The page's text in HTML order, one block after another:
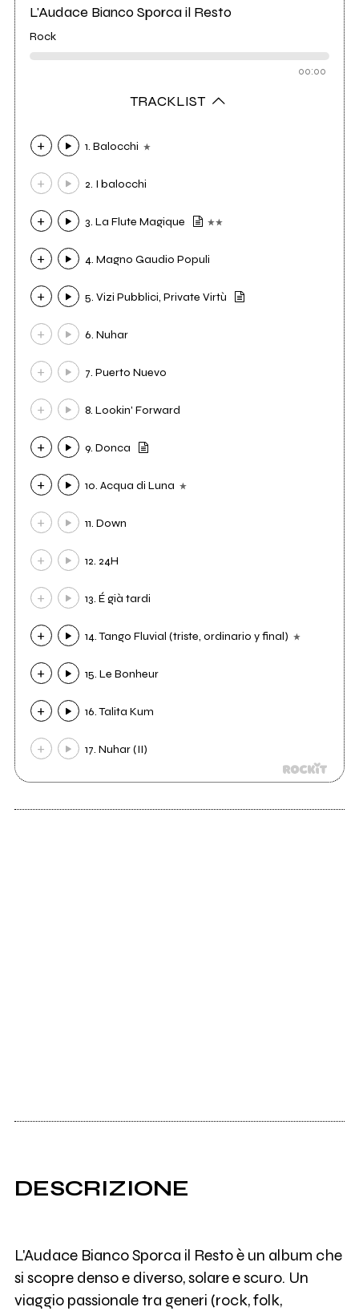
L'Audace Bianco Sporca il Resto
Rock
00:00
TRACKLIST
1. Balocchi
2. I balocchi
3. La Flute Magique
4. Magno Gaudio Populi
5. Vizi Pubblici, Private Virtù
6. Nuhar
7. Puerto Nuevo
8. Lookin' Forward
9. Donca
10. Acqua di Luna
11. Down
12. 24H
13. É già tardi
14. Tango Fluvial (triste, ordinario y final)
15. Le Bonheur
16. Talita Kum
17. Nuhar (II)
DESCRIZIONE
L'Audace Bianco Sporca il Resto è un album che
si scopre denso e diverso, solare e scuro. Un
viaggio passionale tra generi (rock, folk,